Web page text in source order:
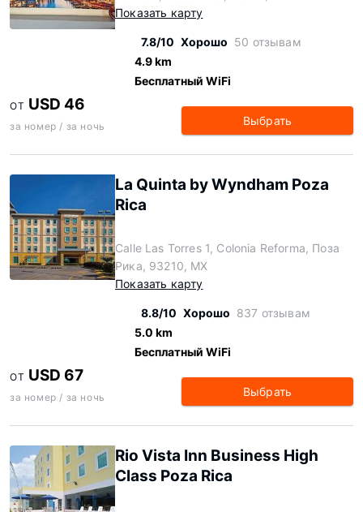
Показать карту
7.8/10 Хорошо 50 отзывам
4.9 km
Бесплатный WiFi
ОТ USD 46
за номер / за ночь Выбрать
La Quinta by Wyndham Poza
Rica
Calle Las Torres 1, Colonia Reforma, Поза
Рика, 93210, MX
Показать карту
8.8/10 Хорошо 837 отзывам
5.0 km
Бесплатный WiFi
ОТ USD 67
за номер / за ночь Выбрать
Rio Vista Inn Business High
Class Poza Rica